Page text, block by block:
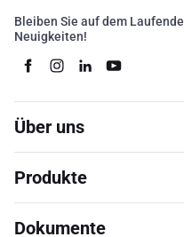
Bleiben Sie auf dem
Neuigkeiten!
Über uns
Produkte
Dokumente